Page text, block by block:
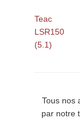
Teac
LSR150
(5.1)
Tous nos
par notre